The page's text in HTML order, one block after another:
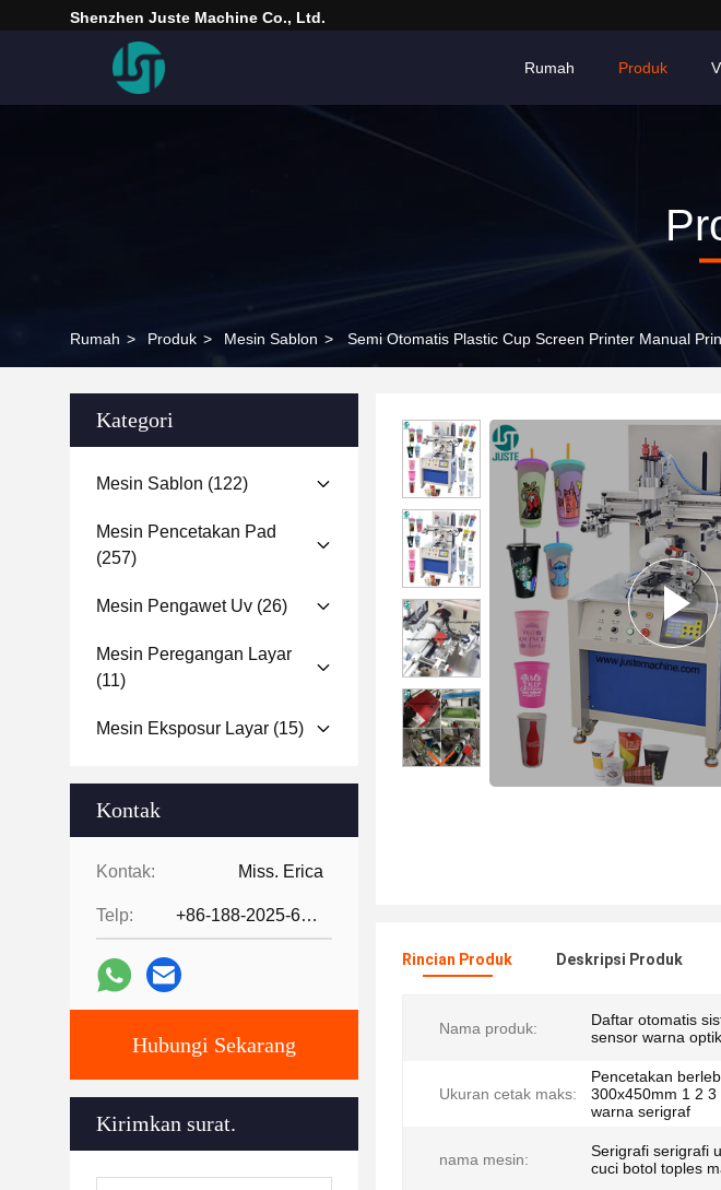
Shenzhen Juste Machine Co., Ltd.
Rumah Produk
Rumah > Produk > Mesin Sablon > Semi Otomatis Plastic Cup Screen Printer Manual
Kategori
Mesin Sablon (122)
Mesin Pencetakan Pad
(257)
Mesin Pengawet Uv (26)
Mesin Peregangan Layar
(11)
Mesin Eksposur Layar (15)
Kontak
Kontak: Miss. Erica
Telp: +86-188-2025-6376
Hubungi Sekarang
Kirimkan surat.
Rincian Produk Deskripsi Produk
Nama produk:
Daftar otomatis
sensor warna
Ukuran cetak maks:
Pencetakan
300x450mm 1 2 3
warna serigraf
nama mesin:
Serigrafi serigrafi
cuci botol toples